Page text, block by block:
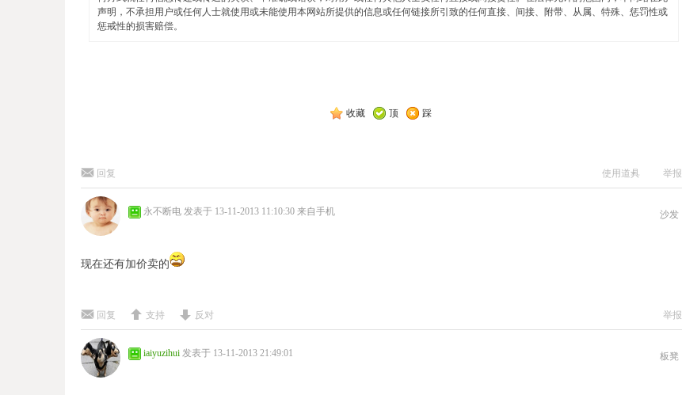
声明，不承担用户或任何人士就使用或未能使用本网站所提供的信息或任何链接所引致的任何直接、间接、附带、从属、特殊、惩罚性或
惩戒性的损害赔偿。
收藏 顶 踩
回复 使用道具 举报
沙发
永不断电 发表于 13-11-2013 11:10:30 来自手机
现在还有加价卖的
回复 支持 反对 举报
板凳
iaiyuzihui 发表于 13-11-2013 21:49:01